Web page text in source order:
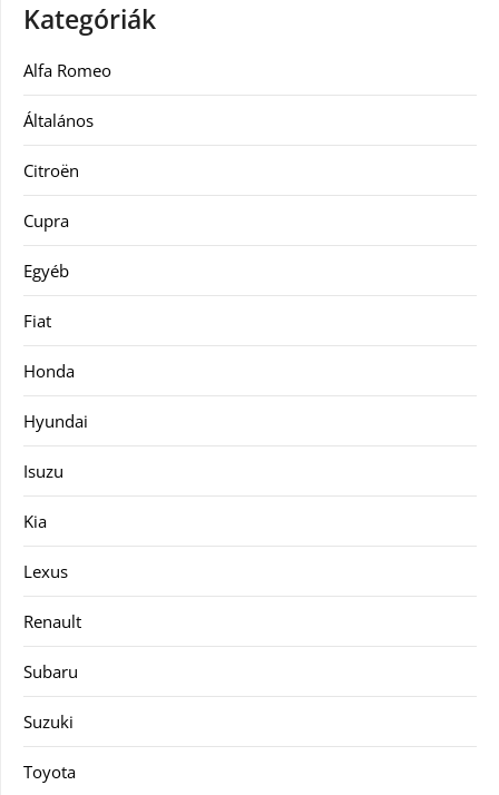
Kategóriák
Alfa Romeo
Általános
Citroën
Cupra
Egyéb
Fiat
Honda
Hyundai
Isuzu
Kia
Lexus
Renault
Subaru
Suzuki
Toyota